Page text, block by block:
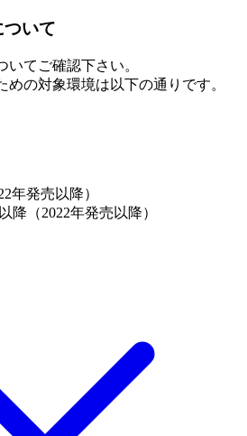
いて
てご確認下さい。
めの対象環境は以下の通りです。
年発売以降）
降（2022年発売以降）